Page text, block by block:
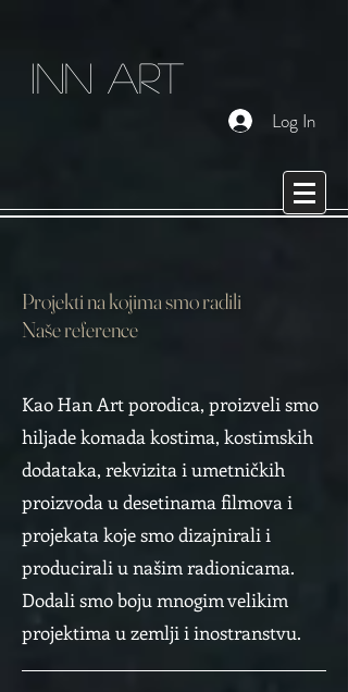
inn art
Log In
Projekti na kojima smo radili
Naše reference
Kao Han Art porodica, proizveli smo
hiljade komada kostima, kostimskih
dodataka, rekvizita i umetničkih
proizvoda u desetinama filmova i
projekata koje smo dizajnirali i
producirali u našim radionicama.
Dodali smo boju mnogim velikim
projektima u zemlji i inostranstvu.